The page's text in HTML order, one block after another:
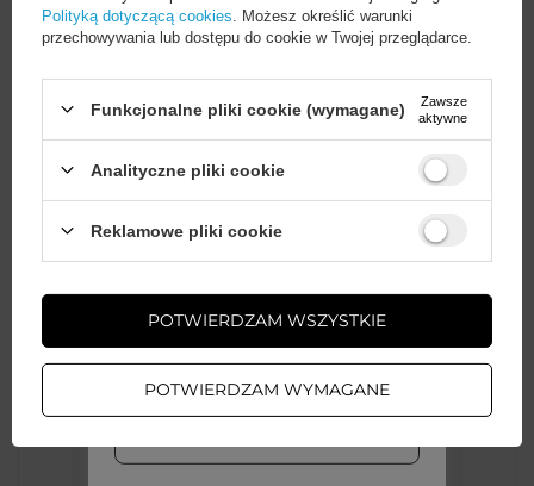
Podmiot
odpowiedzialny za ten
produkt na terenie UE
Hurtel Sp. z
o.o.
Więcej
Symbol 5907769376764
Seria Wozinsky Electronic
Kolor Czarny
USB-A (żeński)
Wystarczy założyć konto
zakupy za
odblokować zniżki na kolejne
ZAŁÓŻ KONTO
Polityką dotyczącą cookies . Możesz określić warunki
przechowywania lub dostępu do cookie w Twojej przeglądarce.
Funkcjonalne pliki cookie (wymagane)
Zawsze
aktywne
Analityczne pliki cookie
Reklamowe pliki cookie
POTWIERDZAM WYMAGANE
POTWIERDZAM WSZYSTKIE